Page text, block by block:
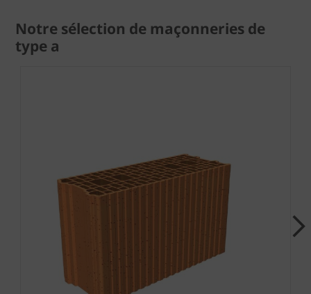
Notre sélection de maçonneries de
type a
Next